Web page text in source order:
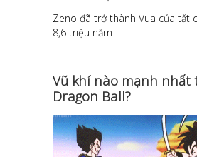
Zeno đã trở thành Vua của tất
8,6 triệu năm
Vũ khí nào mạnh nhất
Dragon Ball?